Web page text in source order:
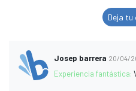
Deja tu
Josep barrera 20/04/
Experiencia fantástica: